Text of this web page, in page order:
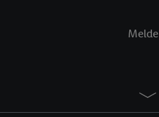
Wenn das der Fall ist,
Kundenkonto-
verwenden, um Sie
Insbesondere können
Nutzung der Utiq-